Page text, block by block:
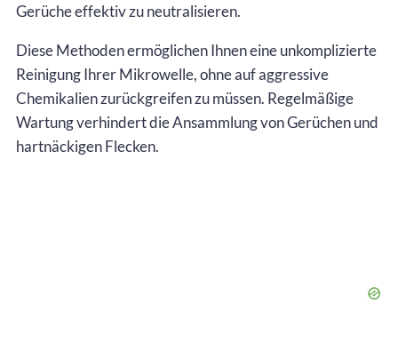
Gerüche effektiv zu neutralisieren.
Diese Methoden ermöglichen Ihnen eine unkomplizierte
Reinigung Ihrer Mikrowelle, ohne auf aggressive
Chemikalien zurückgreifen zu müssen. Regelmäßige
Wartung verhindert die Ansammlung von Gerüchen und
hartnäckigen Flecken.